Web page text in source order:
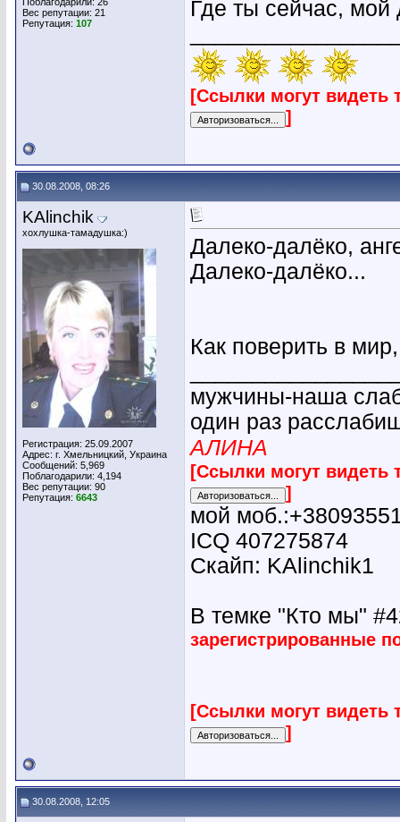
Вес репутации: 21
Репутация: 107
Где ты сейчас,
[Ссылки могут видеть
]
30.08.2008, 08:26
KAlinchik
хохлушка-тамадушка:)
Регистрация: 25.09.2007
Адрес: г. Хмельницкий, Украина
Сообщений: 5,969
Поблагодарили: 4,194
Вес репутации: 90
Репутация: 6643
Далеко-далёко,
Далеко-далёко...
Как поверить в
мужчины-наша
один раз
АЛИНА
[Ссылки могут видеть
]
мой
ICQ 407275874
Скайп: KAlinchik1
В темке "Кто мы"
зарегистрированные
[Ссылки могут видеть
]
30.08.2008, 12:05